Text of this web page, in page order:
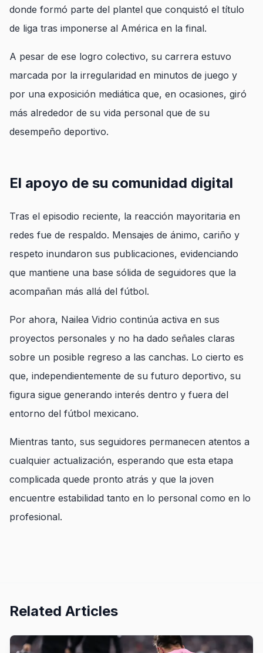
donde formó parte del plantel que conquistó el título
de liga tras imponerse al América en la final.
A pesar de ese logro colectivo, su carrera estuvo
marcada por la irregularidad en minutos de juego y
por una exposición mediática que, en ocasiones, giró
más alrededor de su vida personal que de su
desempeño deportivo.
El apoyo de su comunidad digital
Tras el episodio reciente, la reacción mayoritaria en
redes fue de respaldo. Mensajes de ánimo, cariño y
respeto inundaron sus publicaciones, evidenciando
que mantiene una base sólida de seguidores que la
acompañan más allá del fútbol.
Por ahora, Nailea Vidrio continúa activa en sus
proyectos personales y no ha dado señales claras
sobre un posible regreso a las canchas. Lo cierto es
que, independientemente de su futuro deportivo, su
figura sigue generando interés dentro y fuera del
entorno del fútbol mexicano.
Mientras tanto, sus seguidores permanecen atentos a
cualquier actualización, esperando que esta etapa
complicada quede pronto atrás y que la joven
encuentre estabilidad tanto en lo personal como en lo
profesional.
Related Articles